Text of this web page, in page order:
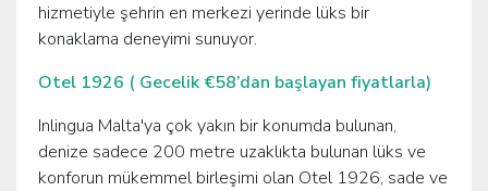
hizmetiyle şehrin en merkezi yerinde lüks bir
konaklama deneyimi sunuyor.
Otel 1926 ( Gecelik €58’dan başlayan fiyatlarla)
Inlingua Malta'ya çok yakın bir konumda bulunan,
denize sadece 200 metre uzaklıkta bulunan lüks ve
konforun mükemmel birleşimi olan Otel 1926, sade ve